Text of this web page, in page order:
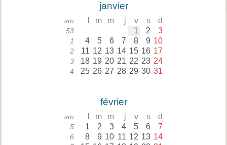
janvier
sm m m j v s d
53 1 2 3
1 4 5 6 7 8 9 10
2 11 12 13 14 15 16 17
3 18 19 20 21 22 23 24
4 25 26 27 28 29 30 31
février
sm m m j v s d
5 1 2 3 4 5 6 7
6 8 9 10 11 12 13 14